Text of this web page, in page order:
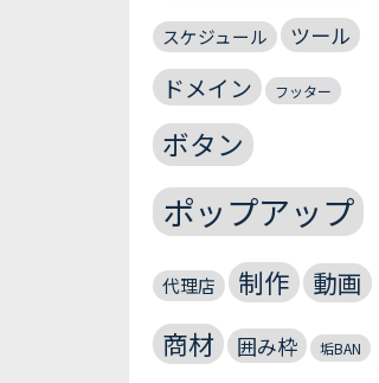
スケジュール ツール
ドメイン フッター
ボタン
ポップアップ
代理店 制作 動画
商材 囲み枠 垢BAN